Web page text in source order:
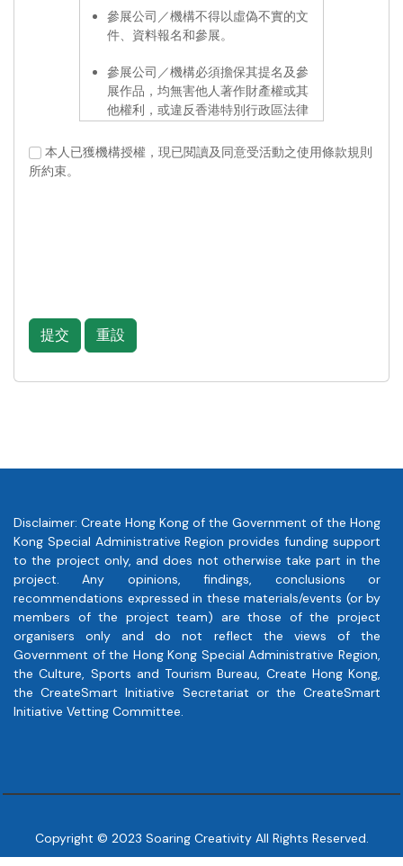
於日後提供有關主辦單位的各項
推廣活動訊息。
倘若貴機構及機構代表拒絕或未能正
確提供某些被列明為「必須填寫」的
機構資料，主辦單位可能無法為貴機
或讓貴機構及閣下參與活動。貴機構
閣下之機構資料作以下用途：
辨識貴機構及機構代表的身份；
關查詢；
執行相關活動條款及細則內主辦
單位的權利和義務；及
就上述任何目的／用途，或根據
及履行法例作出披露。
主辦單位會保密處理貴機構及機構代
表的資料，並可由主辦單位或指定執
行機構的僱員就第5條所述之目的而
查閱。在未經閣下准許下，不會向任
何外界披露貴機構及機構代表的資
各個人或機構（不論位於香港特別行
對主辦單位有保密責任的相關合
作單位；
參展公司／機構不得以虛偽不實的文
件、資料報名和參展。
參展公司／機構必須擔保其提名及參
展作品，均無害他人著作財產權或其
他權利，或違反香港特別行政區法律
主辦機構及項目執行機構可將參展作
品作陳列、展覽、研討會或與本項目
有關的用途；參展作品可在2024年
參展公司／機構或個人承諾，所有填
償，概與主辦機構、贊助機構、支持
機構和項目執行機構無關。
本人已獲機構授權，現已閱讀及同意受活動之使用條款規則
所約束。
提交 重設
Disclaimer: Create Hong Kong of the Government of the Hong
Kong Special Administrative Region provides funding support
to the project only, and does not otherwise take part in the
project. Any opinions, findings, conclusions or
recommendations expressed in these materials/events (or by
members of the project team) are those of the project
organisers only and do not reflect the views of the
Government of the Hong Kong Special Administrative Region,
the Culture, Sports and Tourism Bureau, Create Hong Kong,
the CreateSmart Initiative Secretariat or the CreateSmart
Initiative Vetting Committee.
Copyright © 2023 Soaring Creativity All Rights Reserved.